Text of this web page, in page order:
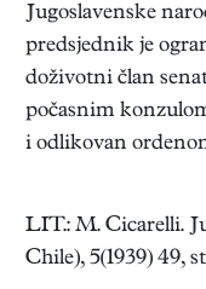
Jugoslavenske
predsjednik je
doživotni član
počasnim
i odlikovan
LIT.: M. Cicarelli.
Chile), 5(1939) 49,